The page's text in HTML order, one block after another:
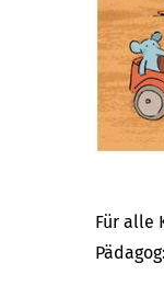
Für alle